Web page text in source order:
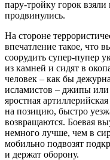
пару-тройку горок
продвинулись.
На стороне
впечатление такое, что
соорудить супер-пупер
из камней и сидят в
человек – как бы
исламистов – джипы или
яростная
на позицию, быстро
возвращаются. Боевая
немного лучше, чем в
мобильно подвозят
и держат оборону.